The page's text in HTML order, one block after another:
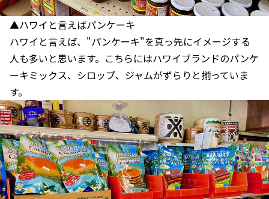
▲ハワイと言えばパンケーキ
ハワイと言えば、"パンケーキ"を真っ先にイメージする
人も多いと思います。こちらにはハワイブランドのパンケ
ーキミックス、シロップ、ジャムがずらりと揃っていま
す。